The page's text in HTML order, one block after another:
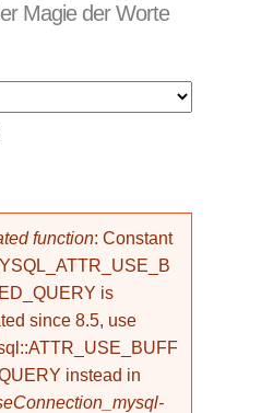
Magie der Worte
function: Constant
is
since 8.5, use
instead in